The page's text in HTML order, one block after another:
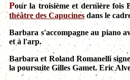
Pour la troisième et dernière fois
théâtre des Capucinesdans le
Barbara s'accompagne au piano
et à l'arp.
Barbara et Roland Romanelli
la poursuite Gilles Gamet. Eric